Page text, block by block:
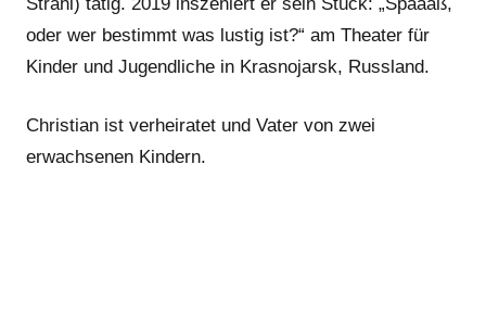
oder wer bestimmt was lustig ist?“ am Theater für
Kinder und Jugendliche in Krasnojarsk, Russland.
Christian ist verheiratet und Vater von zwei
erwachsenen Kindern.